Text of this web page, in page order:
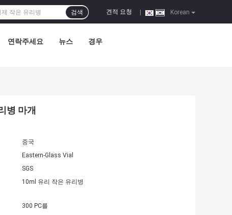
Korean
견적 요청
검색
연락주세요 뉴스 경우
병 마개
중국
Eastern-Glass Vial
SGS
10ml 유리 작은 유리병
300 PC를